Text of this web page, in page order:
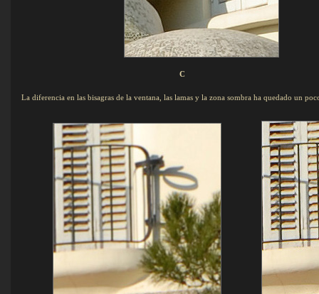
C
La diferencia en las bisagras de la ventana, las lamas y la zona sombra ha quedado un